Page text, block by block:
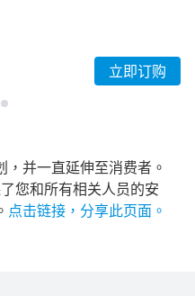
立即订购
并一直延伸至消费者。
您和所有相关人员的安
点击链接，分享此页面。